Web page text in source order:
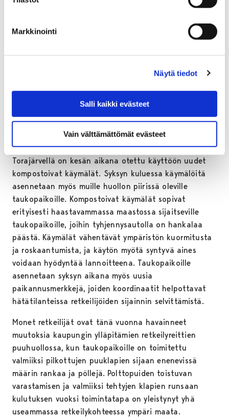
Markkinointi
Näytä tiedot
Salli kaikki evästeet
Vain välttämättömät evästeet
Uudet käymälät ja rakenteiden
korjaukset parantavat
puuhuollon muutoksilla
ehkäistään ilkivaltaa ja puiden
liikakäyttöä
Joutsijärven Tuurunkankaan autiotuvalla,
Hiivaniemessä ja Sisälmystenlahdella sekä Noormarkun
Torajärvellä on kesän aikana otettu käyttöön uudet
kompostoivat käymälät. Syksyn kuluessa käymälöitä
asennetaan myös muille huollon piirissä oleville
taukopaikoille. Kompostoivat käymälät sopivat
erityisesti haastavammassa maastossa sijaitseville
taukopaikoille, joihin tyhjennysautolla on hankalaa
päästä. Käymälät vähentävät ympäristön kuormitusta
ja roskaantumista, ja käytön myötä syntyvä aines
voidaan hyödyntää lannoitteena. Taukopaikoille
asennetaan syksyn aikana myös uusia
paikannusmerkkejä, joiden koordinaatit helpottavat
hätätilanteissa retkeilijöiden sijainnin selvittämistä.
Monet retkeilijät ovat tänä vuonna havainneet
muutoksia kaupungin ylläpitämien retkeilyreittien
puuhuollossa, kun taukopaikoille on toimitettu
valmiiksi pilkottujen puuklapien sijaan enenevissä
määrin rankaa ja pöllejä. Polttopuiden toistuvan
varastamisen ja valmiiksi tehtyjen klapien runsaan
kulutuksen vuoksi toimintatapa on yleistynyt yhä
useammassa retkeilykohteessa ympäri maata.